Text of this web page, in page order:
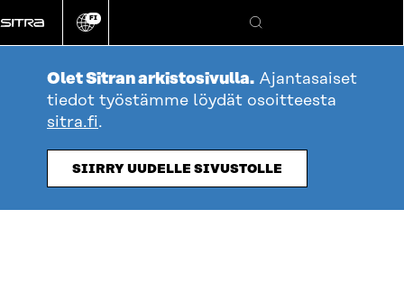
suoraan
sisältöön
Vaihda
kieli
FI
Hae
Olet Sitran arkistosivulla. Ajantasaiset
tiedot työstämme löydät osoitteesta
sitra.fi.
SIIRRY UUDELLE SIVUSTOLLE